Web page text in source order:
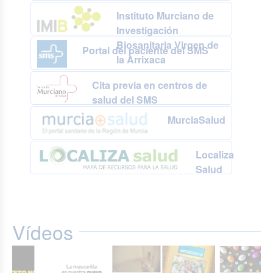
Instituto Murciano de
Investigación
Biosanitaria Virgen de
la Arrixaca
Portal del paciente del SMS
Cita previa en centros de
salud del SMS
MurciaSalud
Localiza
Salud
Vídeos